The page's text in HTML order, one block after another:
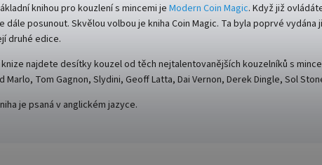
knihou pro kouzlení s mincemi je Modern Coin Magic. Když již
dále posunout. Skvělou volbou je kniha Coin Magic. Ta byla poprvé
druhé edice.
knize najdete desítky kouzel od těch nejtalentovanějších kouzelníků s
Marlo, Tom Gagnon, Slydini, Geoff Latta, Dai Vernon, Derek Dingle, Sol
je psaná v anglickém jazyce.